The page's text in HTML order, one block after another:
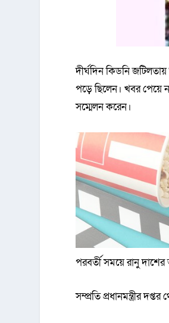
দীর্ঘদিন কিডনি
পড়ে ছিলেন। খবর পেয়ে
সম্মেলন করেন।
পরবর্তী সময়ে রানু দাশের
সম্প্রতি প্রধানমন্ত্রীর